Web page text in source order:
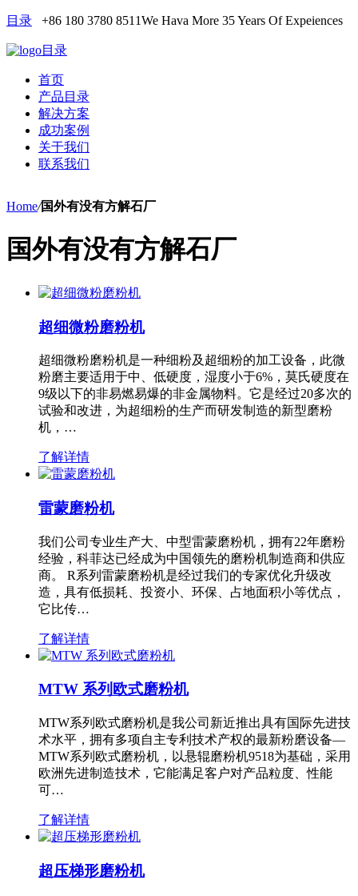
目录 +86 180 3780 8511We Hava More 35 Years Of Expeiences
目录
首页
产品目录
解决方案
成功案例
关于我们
联系我们
Home/国外有没有方解石厂
国外有没有方解石厂
超细微粉磨粉机
超细微粉磨粉机是一种细粉及超细粉的加工设备，此微
粉磨主要适用于中、低硬度，湿度小于6%，莫氏硬度在
9级以下的非易燃易爆的非金属物料。它是经过20多次的
试验和改进，为超细粉的生产而研发制造的新型磨粉
机，…
了解详情
雷蒙磨粉机
我们公司专业生产大、中型雷蒙磨粉机，拥有22年磨粉
经验，科菲达已经成为中国领先的磨粉机制造商和供应
商。 R系列雷蒙磨粉机是经过我们的专家优化升级改
造，具有低损耗、投资小、环保、占地面积小等优点，
它比传…
了解详情
MTW 系列欧式磨粉机
MTW系列欧式磨粉机是我公司新近推出具有国际先进技
术水平，拥有多项自主专利技术产权的最新粉磨设备—
MTW系列欧式磨粉机，以悬辊磨粉机9518为基础，采用
欧洲先进制造技术，它能满足客户对产品粒度、性能
可…
了解详情
超压梯形磨粉机